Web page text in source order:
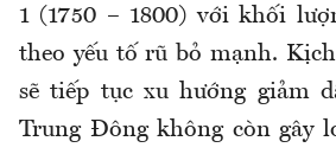
1 (1750 – 1800) với khối
theo yếu tố rũ bỏ mạnh.
sẽ tiếp tục xu hướng giảm
Trung Đông không còn gây